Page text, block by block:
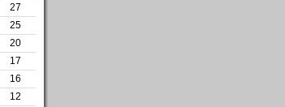
27
25
20
17
16
12